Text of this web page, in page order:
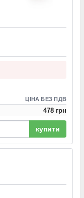
ЦІНА БЕЗ ПДВ
478 грн
купити